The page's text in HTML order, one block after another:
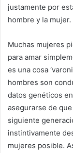
justamente por
hombre y la mujer.
Muchas mujeres
para amar
es una cosa
hombres son
datos genéticos
asegurarse de
siguiente
instintivamente
mujeres posible.